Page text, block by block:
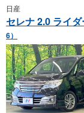
日産
セレナ 2.0 ライ
6）